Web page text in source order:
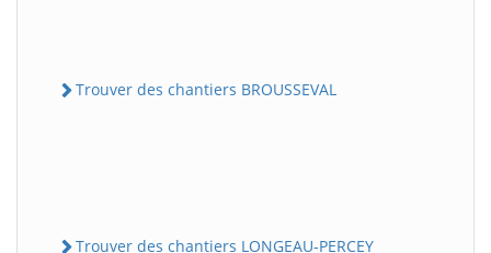
Trouver des chantiers BROUSSEVAL
Trouver des chantiers LONGEAU-PERCEY